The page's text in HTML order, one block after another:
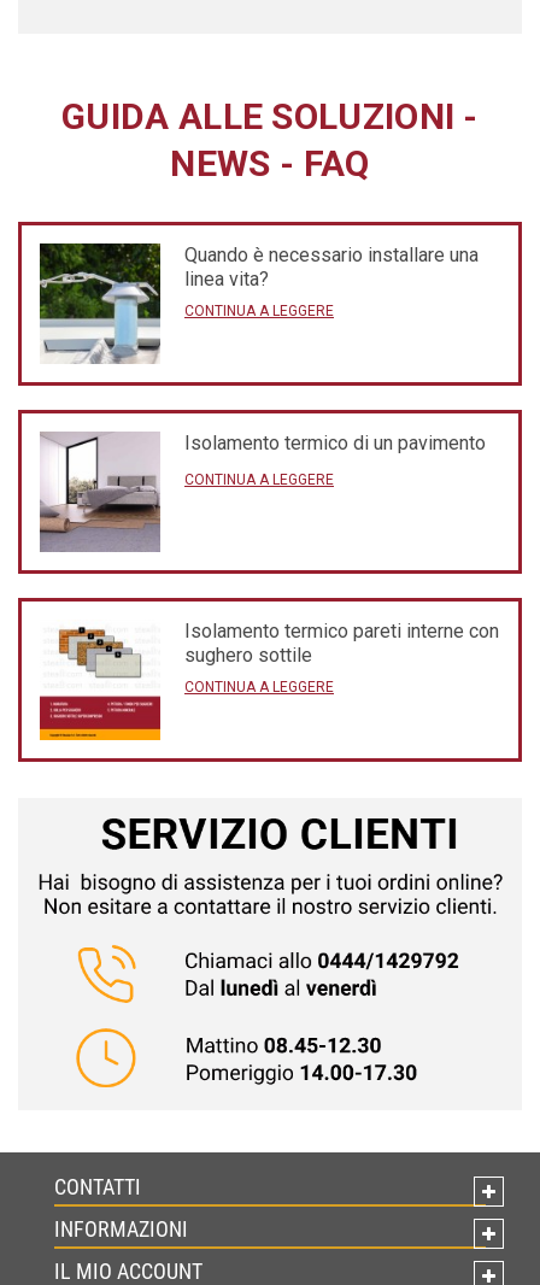
GUIDA ALLE SOLUZIONI -
NEWS - FAQ
Quando è necessario installare una
linea vita?
CONTINUA A LEGGERE
Isolamento termico di un pavimento
CONTINUA A LEGGERE
Isolamento termico pareti interne con
sughero sottile
CONTINUA A LEGGERE
CONTATTI
INFORMAZIONI
IL MIO ACCOUNT